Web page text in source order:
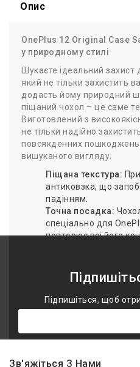
Опис
OnePlus 12 Original Case
у природному стилі
Шукаєте ідеальний
який не тільки захистить
додасть йому природний
піщаний чохол – це саме
Виготовлений з
не тільки надійно
повсякденних
вишуканого вигляду.
Піщана текстура:
антиковзка, що
падінням.
Точна посадка:
спеціально для
повторює всі його
Стильний дизайн:
природний і
Легкий у догляді:
особливого догляду,
З оригінальним піщаним
ваш природний стиль.
Підпишіться, щоб
Зв'яжіться З Нами